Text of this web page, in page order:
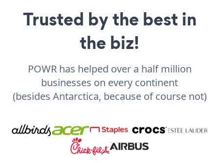
Trusted by the best in
the biz!
POWR has helped over a half million
businesses on every continent
(besides Antarctica, because of course not)